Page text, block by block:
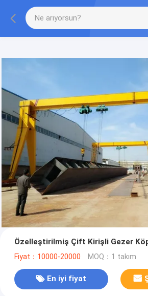
gtag('config', 'G-QWE9HWC3PF',
"SameSite=None;Secure"});
Özelleştirilmiş Çift Kirişli Gezer
Fiyat：10000-20000 MOQ：1 takım
En iyi fiyat